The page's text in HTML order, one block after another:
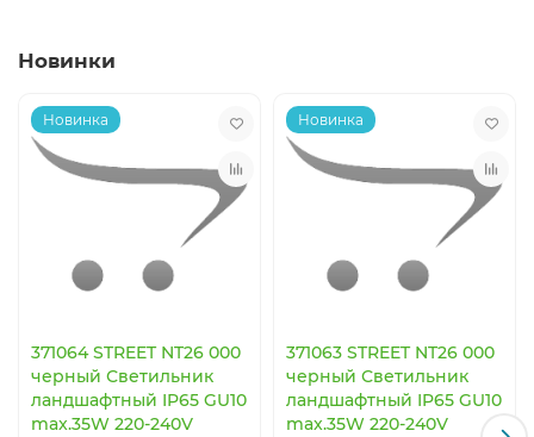
Новинки
Новинка
371064 STREET NT26 000
черный Светильник
ландшафтный IP65 GU10
max.35W 220-240V
Новинка
371063 STREET NT26 000
черный Светильник
ландшафтный IP65 GU10
max.35W 220-240V